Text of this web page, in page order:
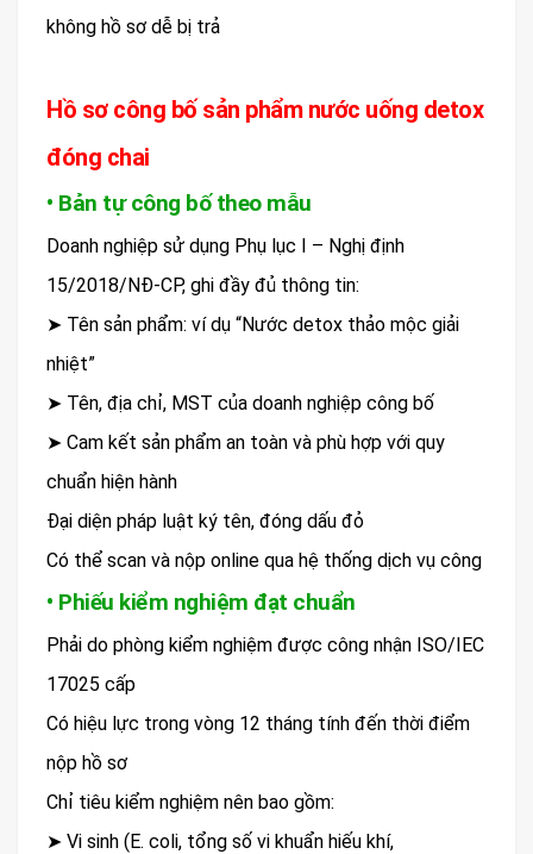
không hồ sơ dễ bị trả
Hồ sơ công bố sản phẩm nước uống detox
đóng chai
• Bản tự công bố theo mẫu
Doanh nghiệp sử dụng Phụ lục I – Nghị định
15/2018/NĐ-CP, ghi đầy đủ thông tin:
➤ Tên sản phẩm: ví dụ “Nước detox thảo mộc giải
nhiệt”
➤ Tên, địa chỉ, MST của doanh nghiệp công bố
➤ Cam kết sản phẩm an toàn và phù hợp với quy
chuẩn hiện hành
Đại diện pháp luật ký tên, đóng dấu đỏ
Có thể scan và nộp online qua hệ thống dịch vụ công
• Phiếu kiểm nghiệm đạt chuẩn
Phải do phòng kiểm nghiệm được công nhận ISO/IEC
17025 cấp
Có hiệu lực trong vòng 12 tháng tính đến thời điểm
nộp hồ sơ
Chỉ tiêu kiểm nghiệm nên bao gồm:
➤ Vi sinh (E. coli, tổng số vi khuẩn hiếu khí,